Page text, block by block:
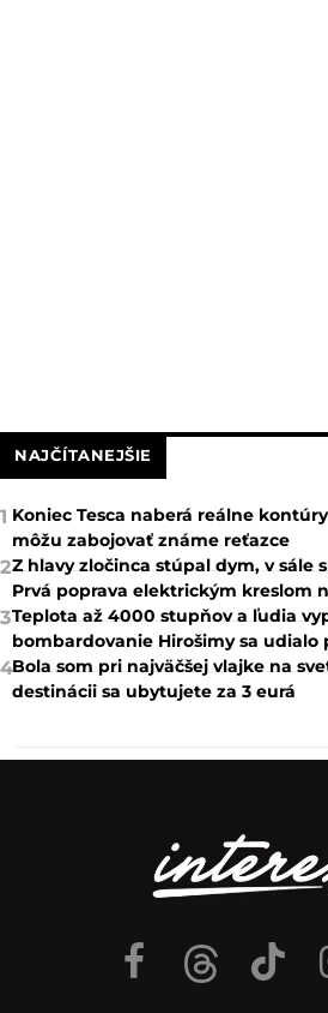
NAJČÍTANEJŠIE
1 Koniec Tesca naberá reálne
môžu zabojovať známe reťazce
2Z hlavy zločinca stúpal dym, v sále
Prvá poprava elektrickým kreslom
3Teplota až 4000 stupňov a ľudia
bombardovanie Hirošimy sa udialo
4Bola som pri najväčšej vlajke na
destinácii sa ubytujete za 3 eurá